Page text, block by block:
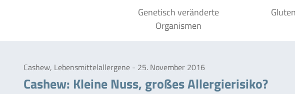
Genetisch veränderte
Organismen
Gluten
Cashew, Lebensmittelallergene - 25. November 2016
Cashew: Kleine Nuss, großes Allergierisiko?